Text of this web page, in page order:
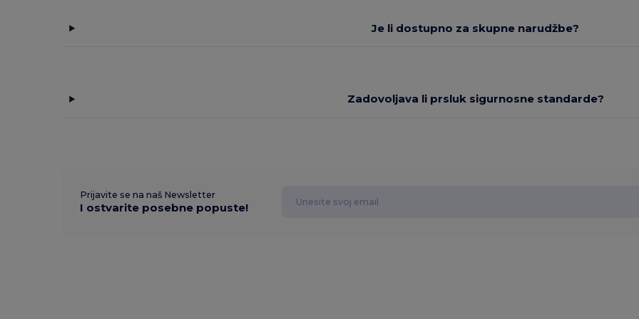
Je li dostupno za skupne narudžbe?
Zadovoljava li prsluk sigurnosne standarde?
Prijavite se na naš Newsletter
I ostvarite posebne popuste!